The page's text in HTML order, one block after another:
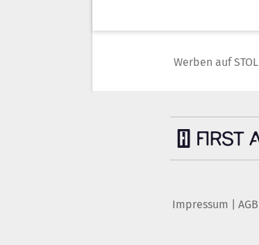
Werben auf STOL
Impressum AGB